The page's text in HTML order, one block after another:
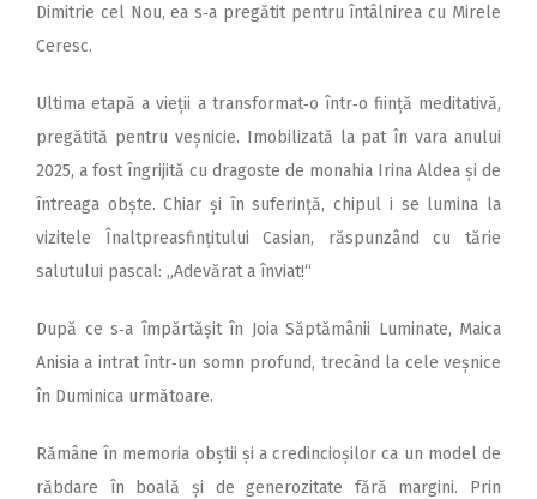
Dimitrie cel Nou, ea s‑a pregătit pentru întâlnirea cu Mirele
Ceresc.
Ultima etapă a vieții a transformat‑o într‑o ființă meditativă,
pregătită pentru veșnicie. Imobilizată la pat în vara anului
2025, a fost îngrijită cu dragoste de monahia Irina Aldea și de
întreaga obște. Chiar și în suferință, chipul i se lumina la
vizitele Înaltpreasfințitului Casian, răspunzând cu tărie
salutului pascal: „Adevărat a înviat!“
După ce s‑a împărtășit în Joia Săptămânii Luminate, Maica
Anisia a intrat într‑un somn profund, trecând la cele veșnice
în Duminica următoare.
Rămâne în memoria obștii și a credincioșilor ca un model de
răbdare în boală și de generozitate fără margini. Prin